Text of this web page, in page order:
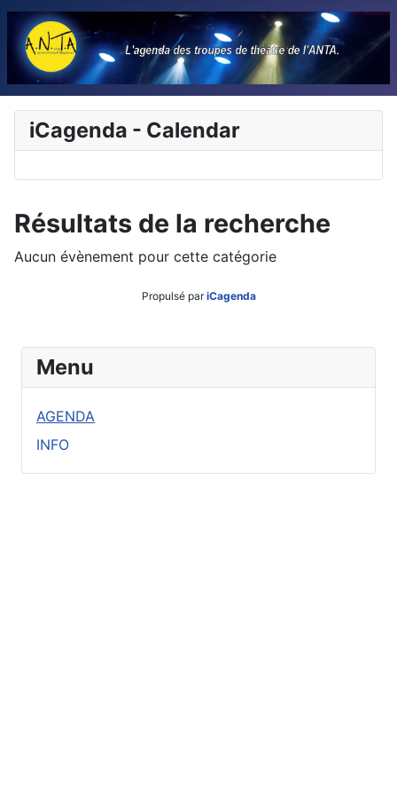
iCagenda - Calendar
Résultats de la recherche
Aucun évènement pour cette catégorie
Propulsé pariCagenda
Menu
AGENDA
INFO